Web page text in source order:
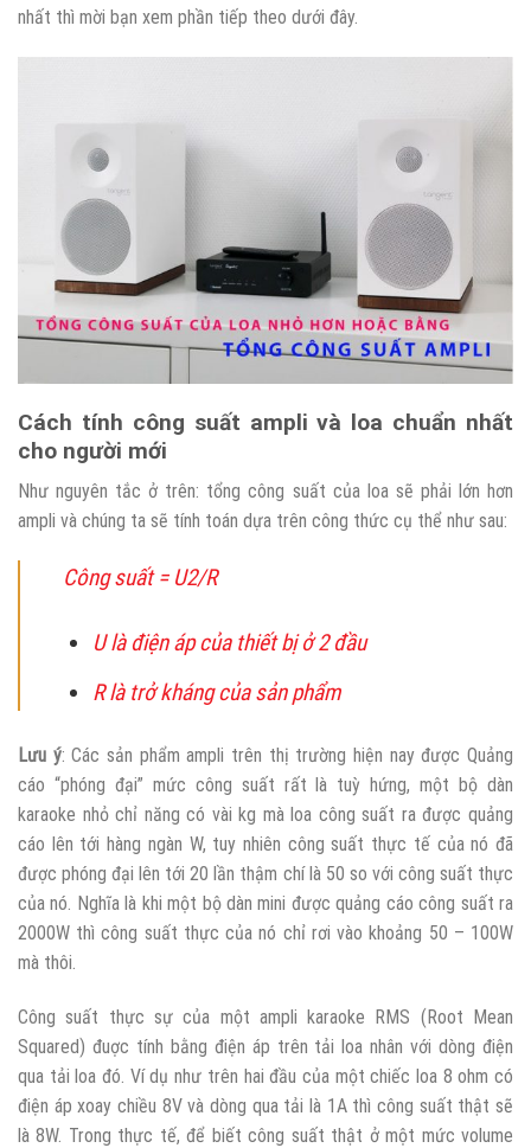
nhất thì mời bạn xem phần tiếp theo dưới đây.
Cách tính công suất ampli và loa chuẩn nhất
cho người mới
Như nguyên tắc ở trên: tổng công suất của loa sẽ phải lớn hơn
ampli và chúng ta sẽ tính toán dựa trên công thức cụ thể như sau:
Công suất = U2/R
U là điện áp của thiết bị ở 2 đầu
R là trở kháng của sản phẩm
Lưu ý: Các sản phẩm ampli trên thị trường hiện nay được Quảng
cáo “phóng đại” mức công suất rất là tuỳ hứng, một bộ dàn
karaoke nhỏ chỉ năng có vài kg mà loa công suất ra được quảng
cáo lên tới hàng ngàn W, tuy nhiên công suất thực tế của nó đã
được phóng đại lên tới 20 lần thậm chí là 50 so với công suất thực
của nó. Nghĩa là khi một bộ dàn mini được quảng cáo công suất ra
2000W thì công suất thực của nó chỉ rơi vào khoảng 50 – 100W
mà thôi.
Công suất thực sự của một ampli karaoke RMS (Root Mean
Squared) đuợc tính bằng điện áp trên tải loa nhân với dòng điện
qua tải loa đó. Ví dụ như trên hai đầu của một chiếc loa 8 ohm có
điện áp xoay chiều 8V và dòng qua tải là 1A thì công suất thật sẽ
là 8W. Trong thực tế, để biết công suất thật ở một mức volume